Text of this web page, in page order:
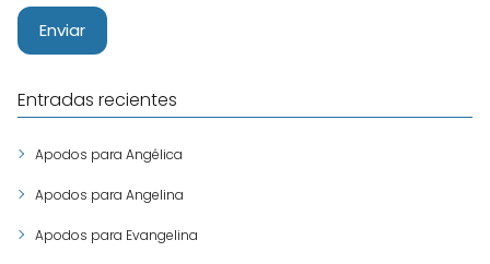
Entradas recientes
Apodos para Angélica
Apodos para Angelina
Apodos para Evangelina